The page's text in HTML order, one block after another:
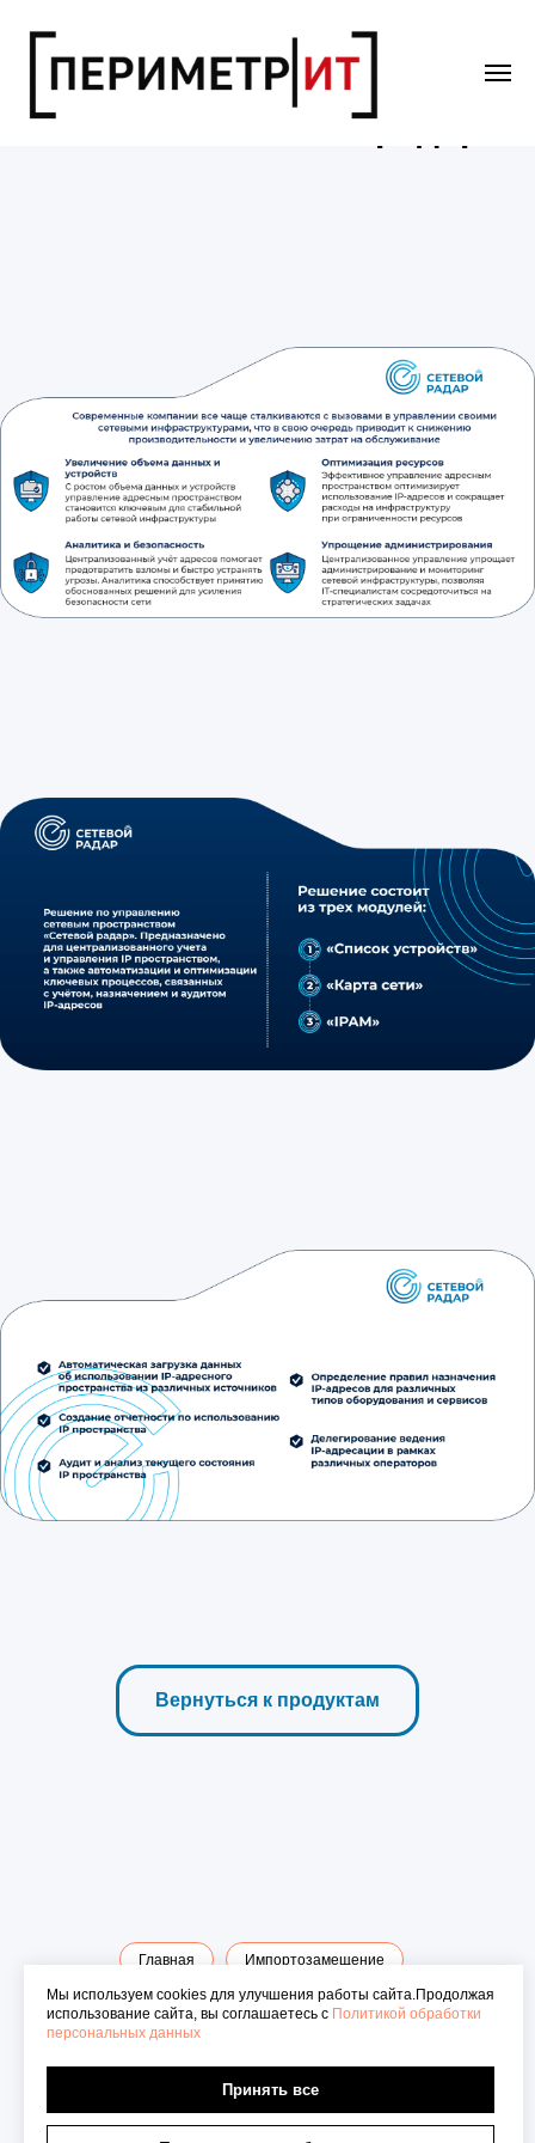
Система «Сетевой радар»
Вернуться к продуктам
Главная Импортозамещение
Сервис антифишинга "ТРИО" Решеня ИБ Новости
Политика использования cookie
Мы используем cookies для улучшения работы сайта.Продолжая
использование сайта, вы соглашаетесь с Политикой обработки
персональных данных
Принять все